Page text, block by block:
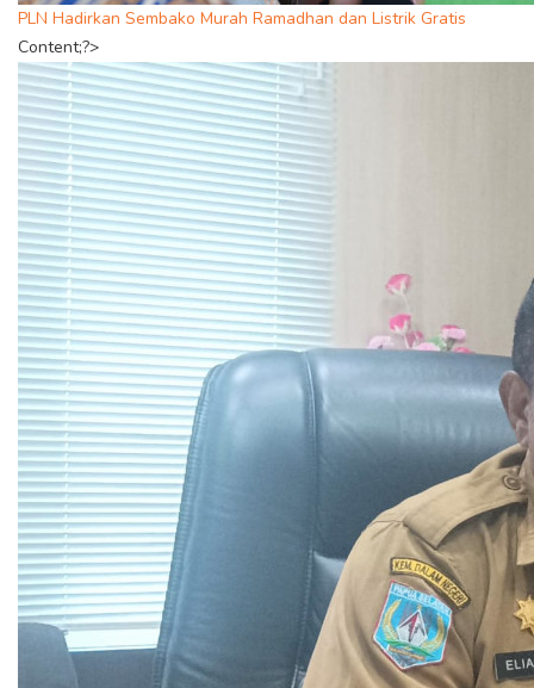
PLN Hadirkan Sembako Murah Ramadhan dan Listrik Gratis
Content;?>